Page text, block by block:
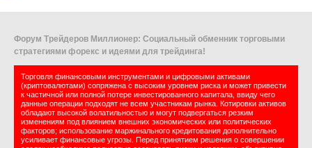
Форум Трейдеров Миллионер: Социальный обменник торговыми
стратегиями форекс и идеями для трейдинга!
Торговля финансовыми инструментами и цифровыми активами
(криптовалютами) сопряжена с высоким уровнем риска и может привести
к частичной или полной потере инвестированного капитала, ввиду чего
данные операции подходят не всем участникам рынка. Котировки активов
обладают высокой волатильностью и могут подвергаться резким
изменениям под влиянием внешних экономических или политических
факторов; использование маржинального кредитования дополнительно
усиливает финансовые угрозы. Перед принятием решения о совершении